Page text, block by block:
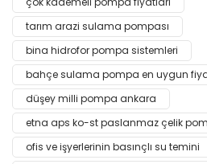
Bu ürüne ilk yorumu
Yorum Yaz
kullanarak tarafımıza iletebilirsiniz.
Görüş ve önerileriniz için teşekkür
Ürün resmi kalitesiz, bozuk veya
Ürün açıklamasında eksik bilgiler
Ürün bilgilerinde hatalar
Ürün fiyatı diğer sitelerden daha
Bu ürüne benzer farklı alternatifler
tarım arazi sulama pompası
bina hidrofor pompa sistemleri
bahçe sulama pompa en uygun
düşey milli pompa ankara
etna aps ko-st paslanmaz çelik
ofis ve işyerlerinin basınçlı su temini